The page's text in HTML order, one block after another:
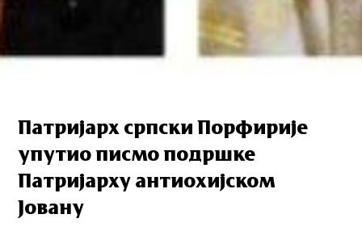
Патријарх српски Порфирије
упутио писмо подршке
Патријарху антиохијском
Јовану